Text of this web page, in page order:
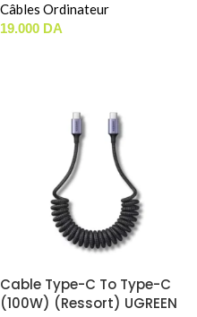
Câbles Ordinateur
19.000 DA
Cable Type-C To Type-C
(100W) (Ressort) UGREEN